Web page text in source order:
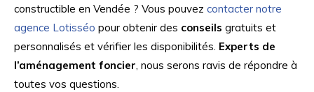
constructible en Vendée ? Vous pouvez contacter notre
agence Lotisséo pour obtenir des conseils gratuits et
personnalisés et vérifier les disponibilités. Experts de
l’aménagement foncier, nous serons ravis de répondre à
toutes vos questions.